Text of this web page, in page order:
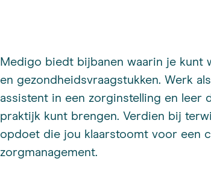
Medigo biedt bijbanen waarin je kunt
en gezondheidsvraagstukken. Werk
assistent in een zorginstelling en leer
praktijk kunt brengen. Verdien bij
opdoet die jou klaarstoomt voor een
zorgmanagement.